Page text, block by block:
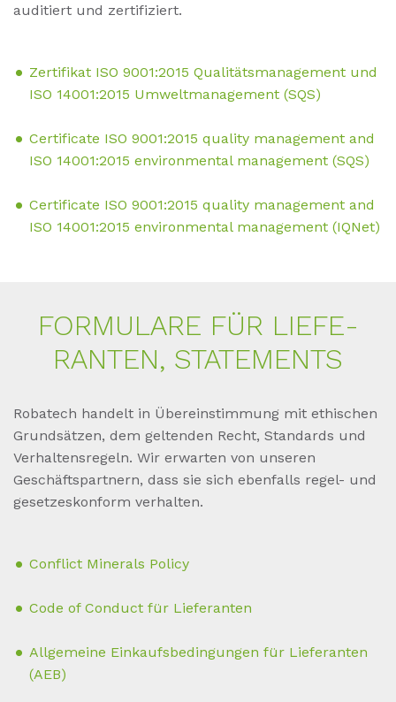
auditiert und zertifiziert.
Zertifikat ISO 9001:2015 Qualitätsmanagement und
ISO 14001:2015 Umweltmanagement (SQS)
Certificate ISO 9001:2015 quality management and
ISO 14001:2015 environmental management (SQS)
Certificate ISO 9001:2015 quality management and
ISO 14001:2015 environmental management (IQNet)
FOR­MU­LA­RE FÜR LIE­FE­
RAN­TEN, STATE­MENTS
Robatech handelt in Übereinstimmung mit ethischen
Grundsätzen, dem geltenden Recht, Standards und
Verhaltensregeln. Wir erwarten von unseren
Geschäftspartnern, dass sie sich ebenfalls regel- und
gesetzeskonform verhalten.
Conflict Minerals Policy
Code of Conduct für Lieferanten
Allgemeine Einkaufsbedingungen für Lieferanten
(AEB)